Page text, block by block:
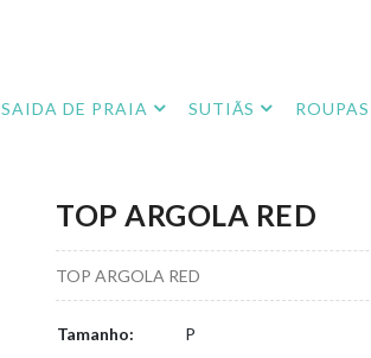
SAIDA DE PRAIA SUTIÃS ROUPAS
TOP ARGOLA RED
TOP ARGOLA RED
Tamanho: P